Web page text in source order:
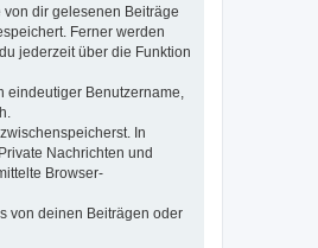
dir gelesenen Beiträge
Ferner werden
jederzeit über die Funktion
Benutzername,
In
Nachrichten und
Browser-
von deinen Beiträgen oder